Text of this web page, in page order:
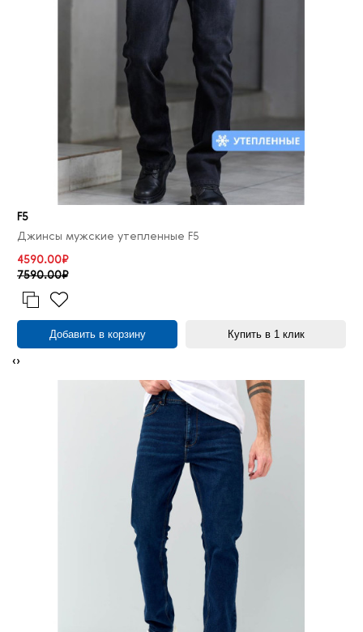
F5
Джинсы мужские утепленные F5
4590.00₽
7590.00₽
Добавить в корзину Купить в 1 клик
‹›